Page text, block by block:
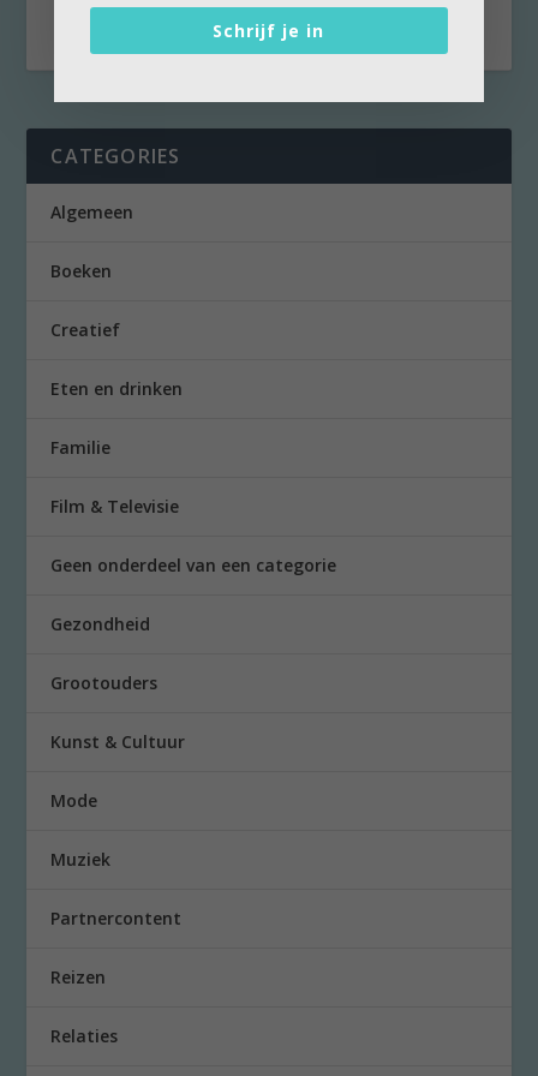
CATEGORIES
Algemeen
Boeken
Creatief
Eten en drinken
Familie
Film & Televisie
Geen onderdeel van een categorie
Gezondheid
Grootouders
Kunst & Cultuur
Mode
Muziek
Partnercontent
Reizen
Relaties
Schrijf je in